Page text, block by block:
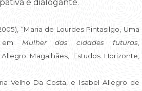
e dialogante.
“Maria de Lourdes Pintasilgo, Uma
em Mulher das cidades futuras
Magalhães, Estudos Horizonte,
Velho Da Costa, e Isabel Allegro de